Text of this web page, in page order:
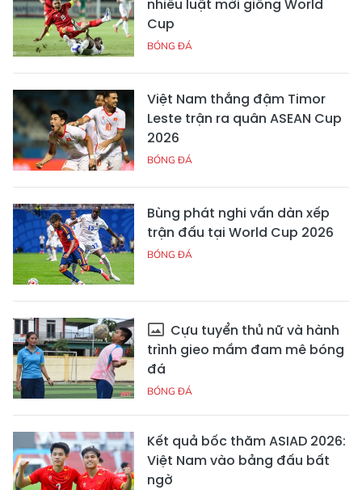
nhiều luật mới giống World
Cup
BÓNG ĐÁ
Việt Nam thắng đậm Timor
Leste trận ra quân ASEAN Cup
2026
BÓNG ĐÁ
Bùng phát nghi vấn dàn xếp
trận đấu tại World Cup 2026
BÓNG ĐÁ
Cựu tuyển thủ nữ và hành
trình gieo mầm đam mê bóng
đá
BÓNG ĐÁ
Kết quả bốc thăm ASIAD 2026:
Việt Nam vào bảng đấu bất
ngờ